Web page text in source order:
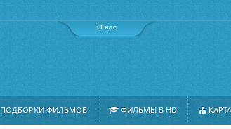
О нас
ПОДБОРКИ ФИЛЬМОВ ФИЛЬМЫ В HD